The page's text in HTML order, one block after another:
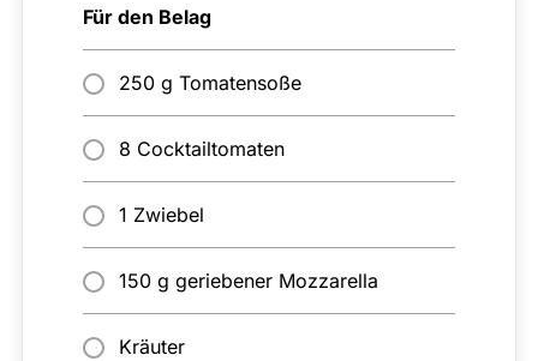
Für den Belag
250 g Tomatensoße
8 Cocktailtomaten
1 Zwiebel
150 g geriebener Mozzarella
Kräuter